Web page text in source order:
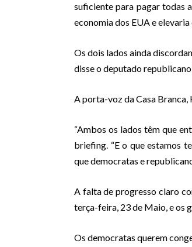
suficiente para pagar todas
economia dos EUA e
Os dois lados ainda
disse o deputado
A porta-voz da Casa Branca,
“Ambos os lados têm que
briefing. “E o que estamos
que democratas e
A falta de progresso claro
terça-feira, 23 de Maio, e os
Os democratas querem